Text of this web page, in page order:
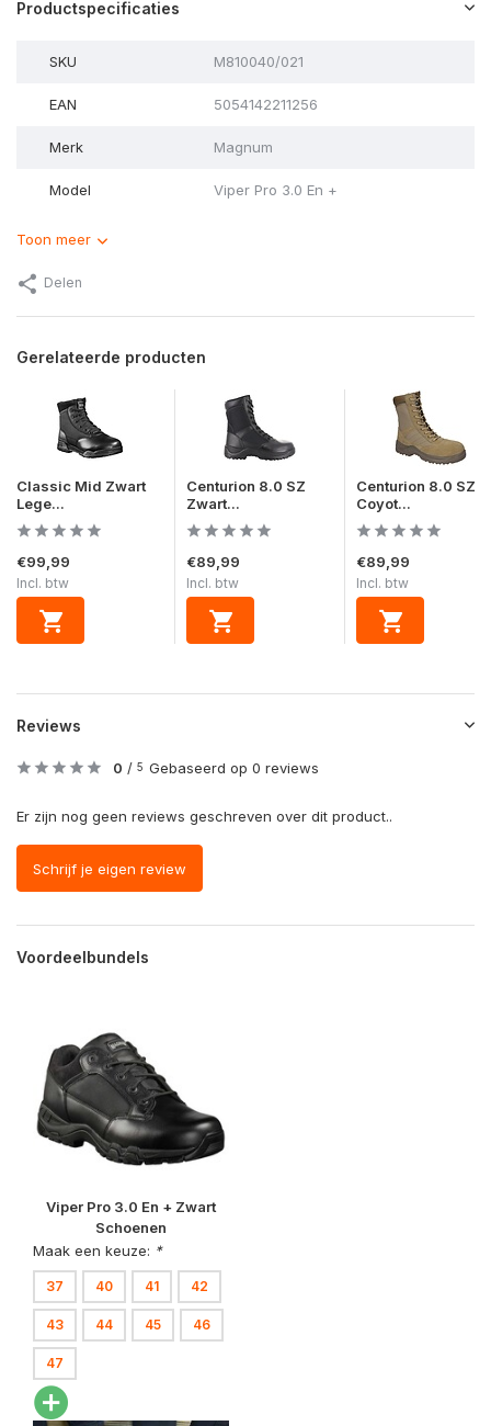
Productspecificaties
SKU M810040/021
EAN 5054142211256
Merk Magnum
Model Viper Pro 3.0 En +
Toon meer
Delen
Gerelateerde producten
Classic Mid Zwart
Lege...
€99,99
Incl. btw
Centurion 8.0 SZ
Zwart...
€89,99
Incl. btw
Centurion 8.0 SZ
Coyot...
€89,99
Incl. btw
Reviews
0 / 5 Gebaseerd op 0 reviews
Er zijn nog geen reviews geschreven over dit product..
Schrijf je eigen review
Voordeelbundels
Viper Pro 3.0 En + Zwart
Schoenen
Maak een keuze: *
37 40 41 42
43 44 45 46
47